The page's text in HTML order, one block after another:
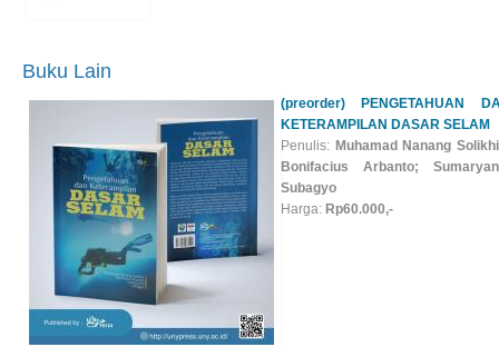
Buku Lain
(preorder) PENGETAHUAN
KETERAMPILAN DASAR SELAM
Penulis: Muhamad Nanang
Bonifacius Arbanto;
Subagyo
Harga: Rp60.000,-